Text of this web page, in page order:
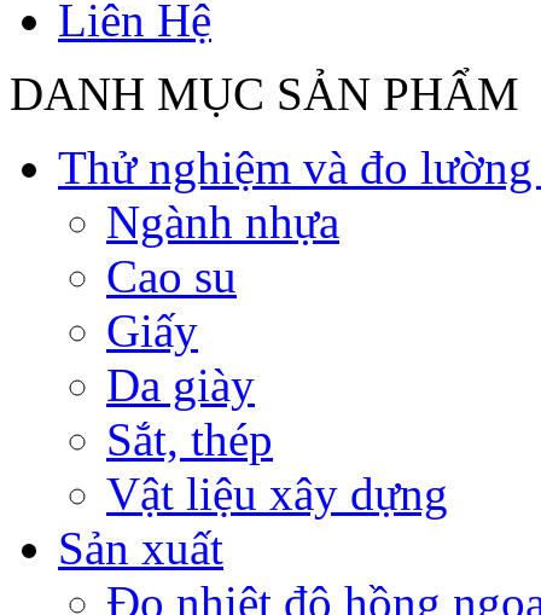
Liên Hệ
DANH MỤC SẢN PHẨM
Thử nghiệm và đo
Ngành nhựa
Cao su
Giấy
Da giày
Sắt, thép
Vật liệu xây dựng
Sản xuất
Đo nhiệt độ hồng